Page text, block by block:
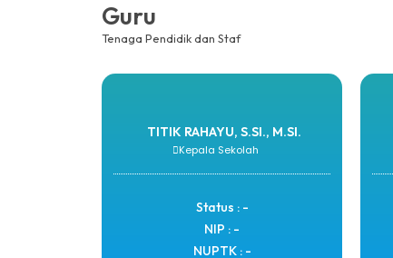
Guru
Tenaga Pendidik dan Staf
TITIK RAHAYU, S.SI., M.SI.
Kepala Sekolah
Status : -
NIP : -
NUPTK : -